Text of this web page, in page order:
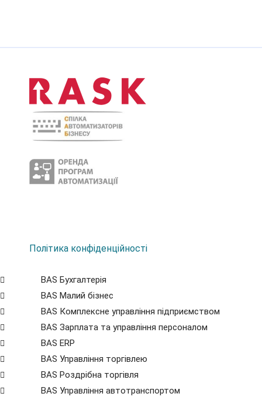
Політика конфіденційності
BAS Бухгалтерія
BAS Малий бізнес
BAS Комплексне управління підприємством
BAS Зарплата та управління персоналом
BAS ERP
BAS Управління торгівлею
BAS Роздрібна торгівля
BAS Управління автотранспортом